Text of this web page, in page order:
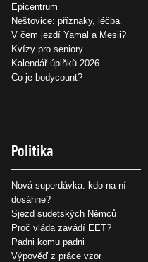
Epicentrum
Neštovice: příznaky, léčba
V čem jezdí Yamal a Mesii?
Kvízy pro seniory
Kalendář úplňků 2026
Co je bodycount?
Politika
Nová superdávka: kdo na ní
dosáhne?
Sjezd sudetských Němců
Proč vláda zavádí EET?
Padni komu padni
Výpověď z práce vzor